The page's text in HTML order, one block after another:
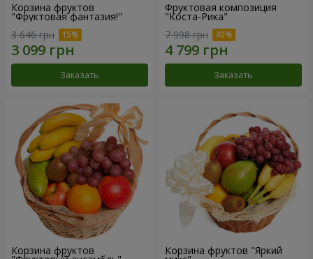
Корзина фруктов
"Фруктовая фантазия!"
3 646 грн
Заказать
Фруктовая композиция
"Коста-Рика"
7 998 грн
Заказать
Корзина фруктов Корзина фруктов "Яркий